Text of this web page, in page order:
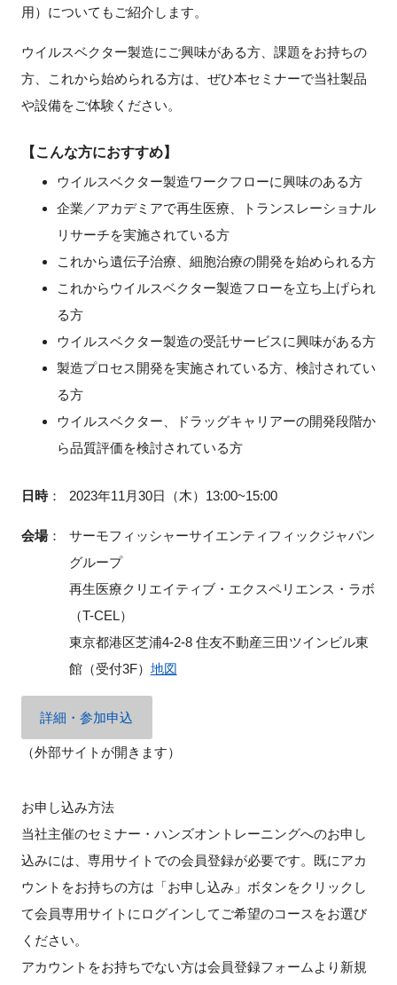
用）についてもご紹介します。
ウイルスベクター製造にご興味がある方、課題をお持ちの
方、これから始められる方は、ぜひ本セミナーで当社製品
や設備をご体験ください。
【こんな方におすすめ】
ウイルスベクター製造ワークフローに興味のある方
企業／アカデミアで再生医療、トランスレーショナル
リサーチを実施されている方
これから遺伝子治療、細胞治療の開発を始められる方
これからウイルスベクター製造フローを立ち上げられ
る方
ウイルスベクター製造の受託サービスに興味がある方
製造プロセス開発を実施されている方、検討されてい
る方
ウイルスベクター、ドラッグキャリアーの開発段階か
ら品質評価を検討されている方
日時： 2023年11月30日（木）13:00~15:00
会場：
サーモフィッシャーサイエンティフィックジャパン
グループ
再生医療クリエイティブ・エクスペリエンス・ラボ
（T-CEL）
東京都港区芝浦4-2-8 住友不動産三田ツインビル東
館（受付3F） 地図
詳細・参加申込
（外部サイトが開きます）
お申し込み方法
当社主催のセミナー・ハンズオントレーニングへのお申し
込みには、専用サイトでの会員登録が必要です。既にアカ
ウントをお持ちの方は「お申し込み」ボタンをクリックし
て会員専用サイトにログインしてご希望のコースをお選び
ください。
アカウントをお持ちでない方は会員登録フォームより新規